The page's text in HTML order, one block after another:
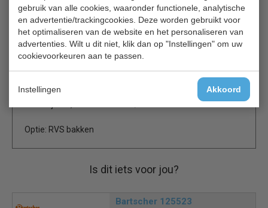
gebruik van alle cookies, waaronder functionele, analytische
en advertentie/trackingcookies. Deze worden gebruikt voor
het optimaliseren van de website en het personaliseren van
advertenties. Wilt u dit niet, klik dan op "Instellingen" om uw
cookievoorkeuren aan te passen.
Instellingen Akkoord
presentatie van jouw gerechten terwijl je tegelijkertijd
ruimte bespaart en efficiëntie verhoogt. Of je nu kiest voor
de gekoelde of verwarmde optie, je kunt vertrouwen op
de topkwaliteit en betrouwbaarheid die Combisteel te
voordelen van onze saladebars/gekoeld buffet.
Optie: RVS bakken
Is dit iets voor jou?
Bartscher 125523